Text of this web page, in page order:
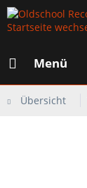
Menü
Übersicht